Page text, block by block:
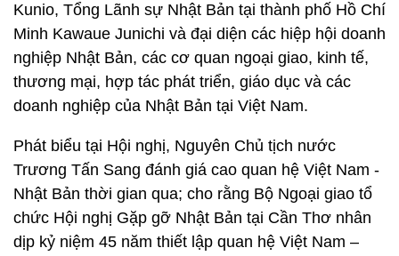
Kunio, Tổng Lãnh sự Nhật Bản tại thành phố Hồ Chí
Minh Kawaue Junichi và đại diện các hiệp hội doanh
nghiệp Nhật Bản, các cơ quan ngoại giao, kinh tế,
thương mại, hợp tác phát triển, giáo dục và các
doanh nghiệp của Nhật Bản tại Việt Nam.
Phát biểu tại Hội nghị, Nguyên Chủ tịch nước
Trương Tấn Sang đánh giá cao quan hệ Việt Nam -
Nhật Bản thời gian qua; cho rằng Bộ Ngoại giao tổ
chức Hội nghị Gặp gỡ Nhật Bản tại Cần Thơ nhân
dịp kỷ niệm 45 năm thiết lập quan hệ Việt Nam –